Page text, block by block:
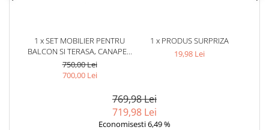
1 x SET MOBILIER PENTRU
BALCON SI TERASA, CANAPEA
2 LOCURI, 2 SCAUNE SI
MASUTA CU BLAT DIN STICLA
750,00 Lei
700,00 Lei
1 x PRODUS SURPRIZA
19,98 Lei
769,98 Lei
719,98 Lei
Economisesti 6,49 %